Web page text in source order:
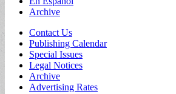
Archive
Sub
menu
Contact Us
Publishing Calendar
Special Issues
Legal Notices
Archive
Advertising Rates